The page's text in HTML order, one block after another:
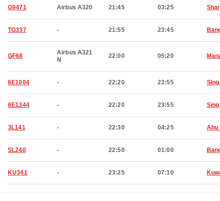
G9471 Airbus A320 21:45 03:25
TG337 - 21:55 23:45
GF68
Airbus A321
N
22:00 05:20
6E1004 - 22:20 23:55
6E1344 - 22:20 23:55
3L141 - 22:30 04:25 Abu
SL240 - 22:50 01:00
KU341 - 23:25 07:10